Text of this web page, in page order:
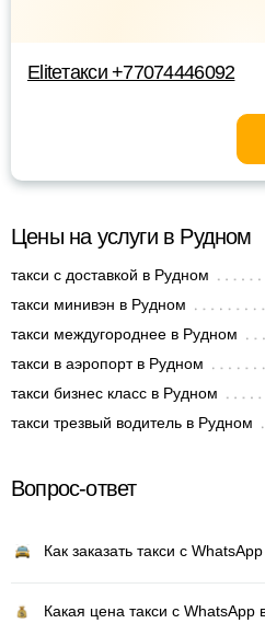
Eliteтакси +77074446092
Цены на услуги в Рудном
такси с доставкой в Рудном
такси минивэн в Рудном
такси междугороднее в Рудном
такси в аэропорт в Рудном
такси бизнес класс в Рудном
такси трезвый водитель в Рудном
Вопрос-ответ
Как заказать такси с
Какая цена такси с WhatsApp